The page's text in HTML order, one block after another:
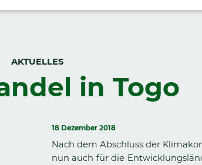
AKTUELLES
in Togo
18 Dezember 2018
Nach dem Abschluss der
nun auch für die